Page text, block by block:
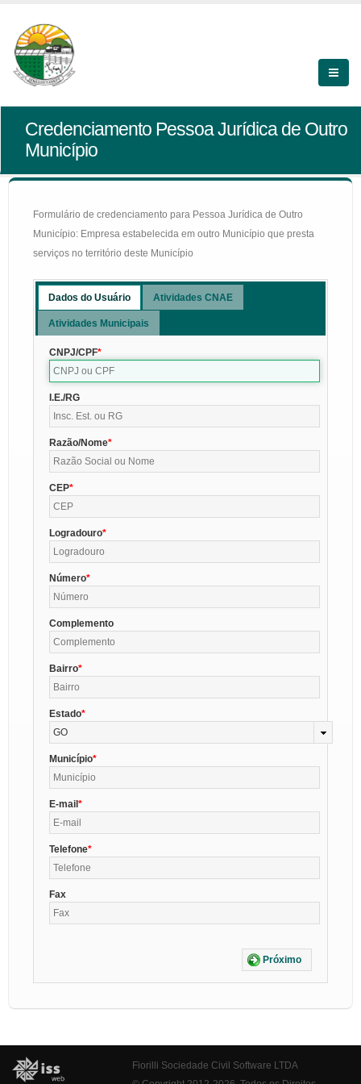
Credenciamento Pessoa Jurídica de Outro
Município
Formulário de credenciamento para Pessoa Jurídica de Outro
Município: Empresa estabelecida em outro Município que presta
serviços no território deste Município
Dados do Usuário Atividades CNAE
Atividades Municipais
CNPJ/CPF
I.E./RG
Razão/Nome
CEP
Logradouro
Número
Complemento
Bairro
Estado
GO
Município
E-mail
Telefone
Fax
Próximo
Fiorilli Sociedade Civil Software LTDA